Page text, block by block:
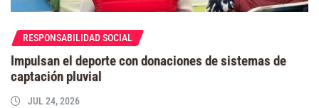
RESPONSABILIDAD SOCIAL
Impulsan el deporte con donaciones de sistemas de
captación pluvial
JUL 24, 2026